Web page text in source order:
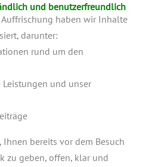
und benutzerfreundlich
haben wir Inhalte
darunter:
rund um den
und unser
Ihnen bereits vor dem Besuch
zu geben, offen, klar und